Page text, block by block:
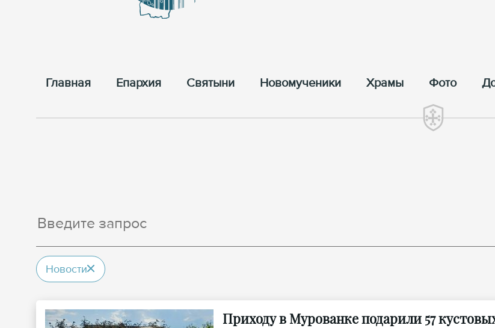
Главная Епархия Cвятыни Новомученики Храмы Фото
Новости
Приходу в Мурованке подарили 57